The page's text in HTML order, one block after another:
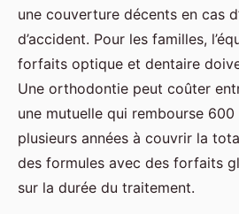
une couverture décents en cas
d’accident. Pour les familles,
forfaits optique et dentaire
Une orthodontie peut coûter
une mutuelle qui rembourse
plusieurs années à couvrir la
des formules avec des forfaits
sur la durée du traitement.